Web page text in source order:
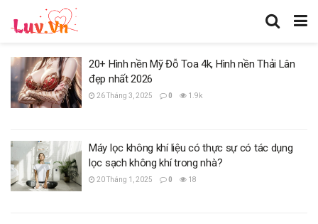
20+ Hình nền Mỹ Đỗ Toa 4k, Hình nền Thải Lân
đẹp nhất 2026
26 Tháng 3, 2025 0 1.9k
Máy lọc không khí liệu có thực sự có tác dụng
lọc sạch không khí trong nhà?
20 Tháng 1, 2025 0 18